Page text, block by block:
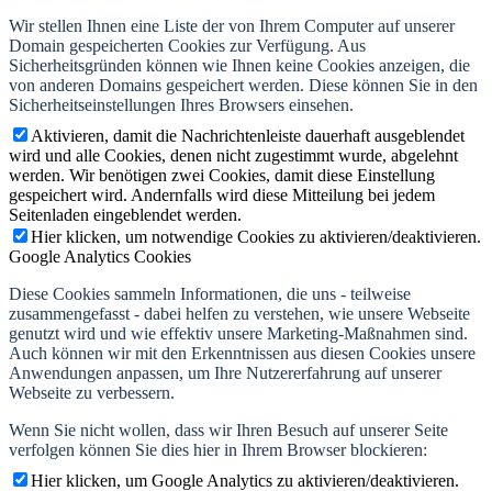
Wir stellen Ihnen eine Liste der von Ihrem Computer auf unserer
Domain gespeicherten Cookies zur Verfügung. Aus
Sicherheitsgründen können wie Ihnen keine Cookies anzeigen, die
von anderen Domains gespeichert werden. Diese können Sie in den
Sicherheitseinstellungen Ihres Browsers einsehen.
Aktivieren, damit die Nachrichtenleiste dauerhaft ausgeblendet
wird und alle Cookies, denen nicht zugestimmt wurde, abgelehnt
werden. Wir benötigen zwei Cookies, damit diese Einstellung
gespeichert wird. Andernfalls wird diese Mitteilung bei jedem
Seitenladen eingeblendet werden.
Hier klicken, um notwendige Cookies zu aktivieren/deaktivieren.
Google Analytics Cookies
Diese Cookies sammeln Informationen, die uns - teilweise
zusammengefasst - dabei helfen zu verstehen, wie unsere Webseite
genutzt wird und wie effektiv unsere Marketing-Maßnahmen sind.
Auch können wir mit den Erkenntnissen aus diesen Cookies unsere
Anwendungen anpassen, um Ihre Nutzererfahrung auf unserer
Webseite zu verbessern.
Wenn Sie nicht wollen, dass wir Ihren Besuch auf unserer Seite
verfolgen können Sie dies hier in Ihrem Browser blockieren:
Hier klicken, um Google Analytics zu aktivieren/deaktivieren.